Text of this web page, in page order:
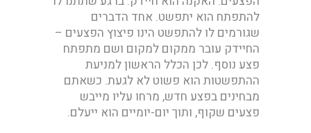
להתפתח הוא יתפשט. אחד הדברים
שגורמים לו להתפשט הינו פיצוץ הפצעים –
החיידק עובר ממקום למקום ושם מתפתח
פצע נוסף. לכן הכלל הראשון למניעת
ההתפשטות הוא פשוט לא לגעת. כשאתם
מבחינים בפצע חדש, מרחו עליו מייבש
פצעים שקוף, ותוך יום-יומיים הוא ייעלם.